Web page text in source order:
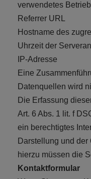
verwendetes
Referrer URL
Hostname des
Uhrzeit der
IP-Adresse
Eine
Datenquellen wird
Die Erfassung
Art. 6 Abs. 1 lit. f
ein berechtigtes
Darstellung und
hierzu müssen die
Kontaktformular